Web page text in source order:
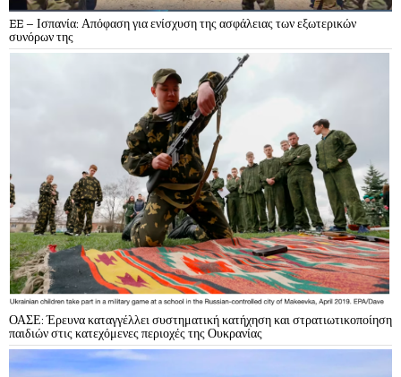
EE – Ισπανία: Απόφαση για ενίσχυση της ασφάλειας των εξωτερικών
συνόρων της
ΟΑΣΕ: Έρευνα καταγγέλλει συστηματική κατήχηση και στρατιωτικοποίηση
παιδιών στις κατεχόμενες περιοχές της Ουκρανίας